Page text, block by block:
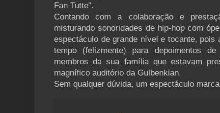
Fan Tutte".
Contando com a colaboração e
misturando sonoridades de hip-hop com
espectáculo de grande nível e tocante, pois
tempo (felizmente) para depoimentos
membros da sua família que estavam
magnífico auditório da Gulbenkian.
Sem qualquer dúvida, um espectáculo